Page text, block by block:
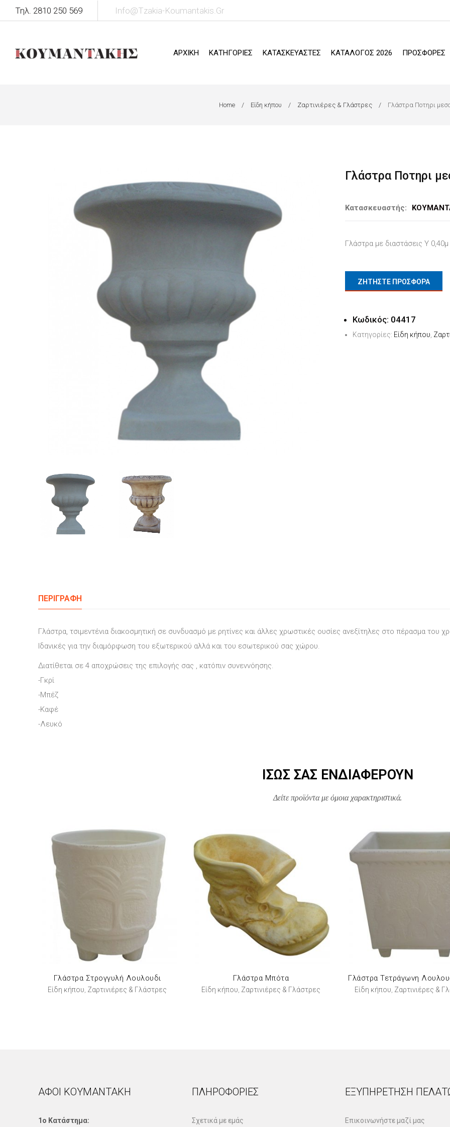
Τηλ. 2810 250 569 Info@tzakia-Koumantakis.gr
ΑΡΧΙΚΗ ΚΑΤΗΓΟΡΙΕΣ ΚΑΤΑΣΚΕΥΑΣΤΕΣ ΚΑΤΑΛΟΓΟΣ 2026 ΠΡΟΣΦΟΡΕΣ
Home Είδη κήπου Ζαρτινιέρες & Γλάστρες Γλάστρα Ποτηρι
Γλάστρα Ποτηρι
Κατασκευαστής:
Γλάστρα με διαστάσεις Υ
ΖΗΤΗΣΤΕ ΠΡΟΣΦΟΡΑ
Κωδικός: 04417
Κατηγορίες: Είδη κήπου,
ΠΕΡΙΓΡΑΦΉ
Γλάστρα, τσιμεντένια διακοσμητική σε συνδυασμό με ρητίνες και άλλες χρωστικές ουσίες ανεξίτηλες στο πέρασμα του
Ιδανικές για την διαμόρφωση του εξωτερικού αλλά και του εσωτερικού σας χώρου.
Διατίθεται σε 4 αποχρώσεις της επιλογής σας , κατόπιν συνεννόησης.
-Γκρί
-Μπέζ
-Καφέ
-Λευκό
ΊΣΩΣ ΣΑΣ ΕΝΔΙΑΦΈΡΟΥΝ
Δείτε προϊόντα με όμοια χαρακτηριστικά.
Γλάστρα Στρογγυλή Λουλουδι
Είδη κήπου Ζαρτινιέρες & Γλάστρες
Γλάστρα Μπότα
Είδη κήπου Ζαρτινιέρες & Γλάστρες
Γλάστρα Τετράγωνη
Είδη κήπου Ζαρτινιέρες &
ΑΦΟΙ ΚΟΥΜΑΝΤΑΚΗ
1ο Κατάστημα:
ΠΛΗΡΟΦΟΡΊΕΣ
Σχετικά με εμάς
ΕΞΥΠΗΡΈΤΗΣΗ
Επικοινωνήστε μαζί μας